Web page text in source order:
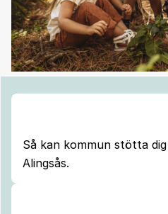
Så kan kommun stötta
Alingsås.